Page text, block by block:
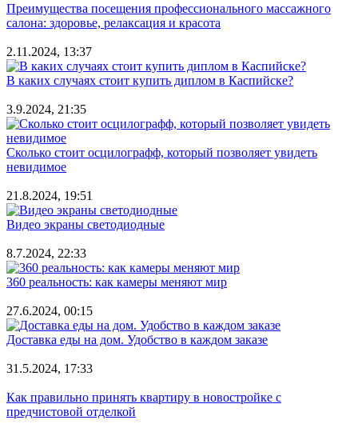
Преимущества посещения профессионального массажного
салона: здоровье, релаксация и красота
2.11.2024, 13:37
В каких случаях стоит купить диплом в Каспийске?
3.9.2024, 21:35
Сколько стоит осцилографф, который позволяет увидеть
невидимое
21.8.2024, 19:51
Видео экраны светодиодные
8.7.2024, 22:33
360 реальность: как камеры меняют мир
27.6.2024, 00:15
Доставка еды на дом. Удобство в каждом заказе
31.5.2024, 17:33
Как правильно принять квартиру в новостройке с
предчистовой отделкой